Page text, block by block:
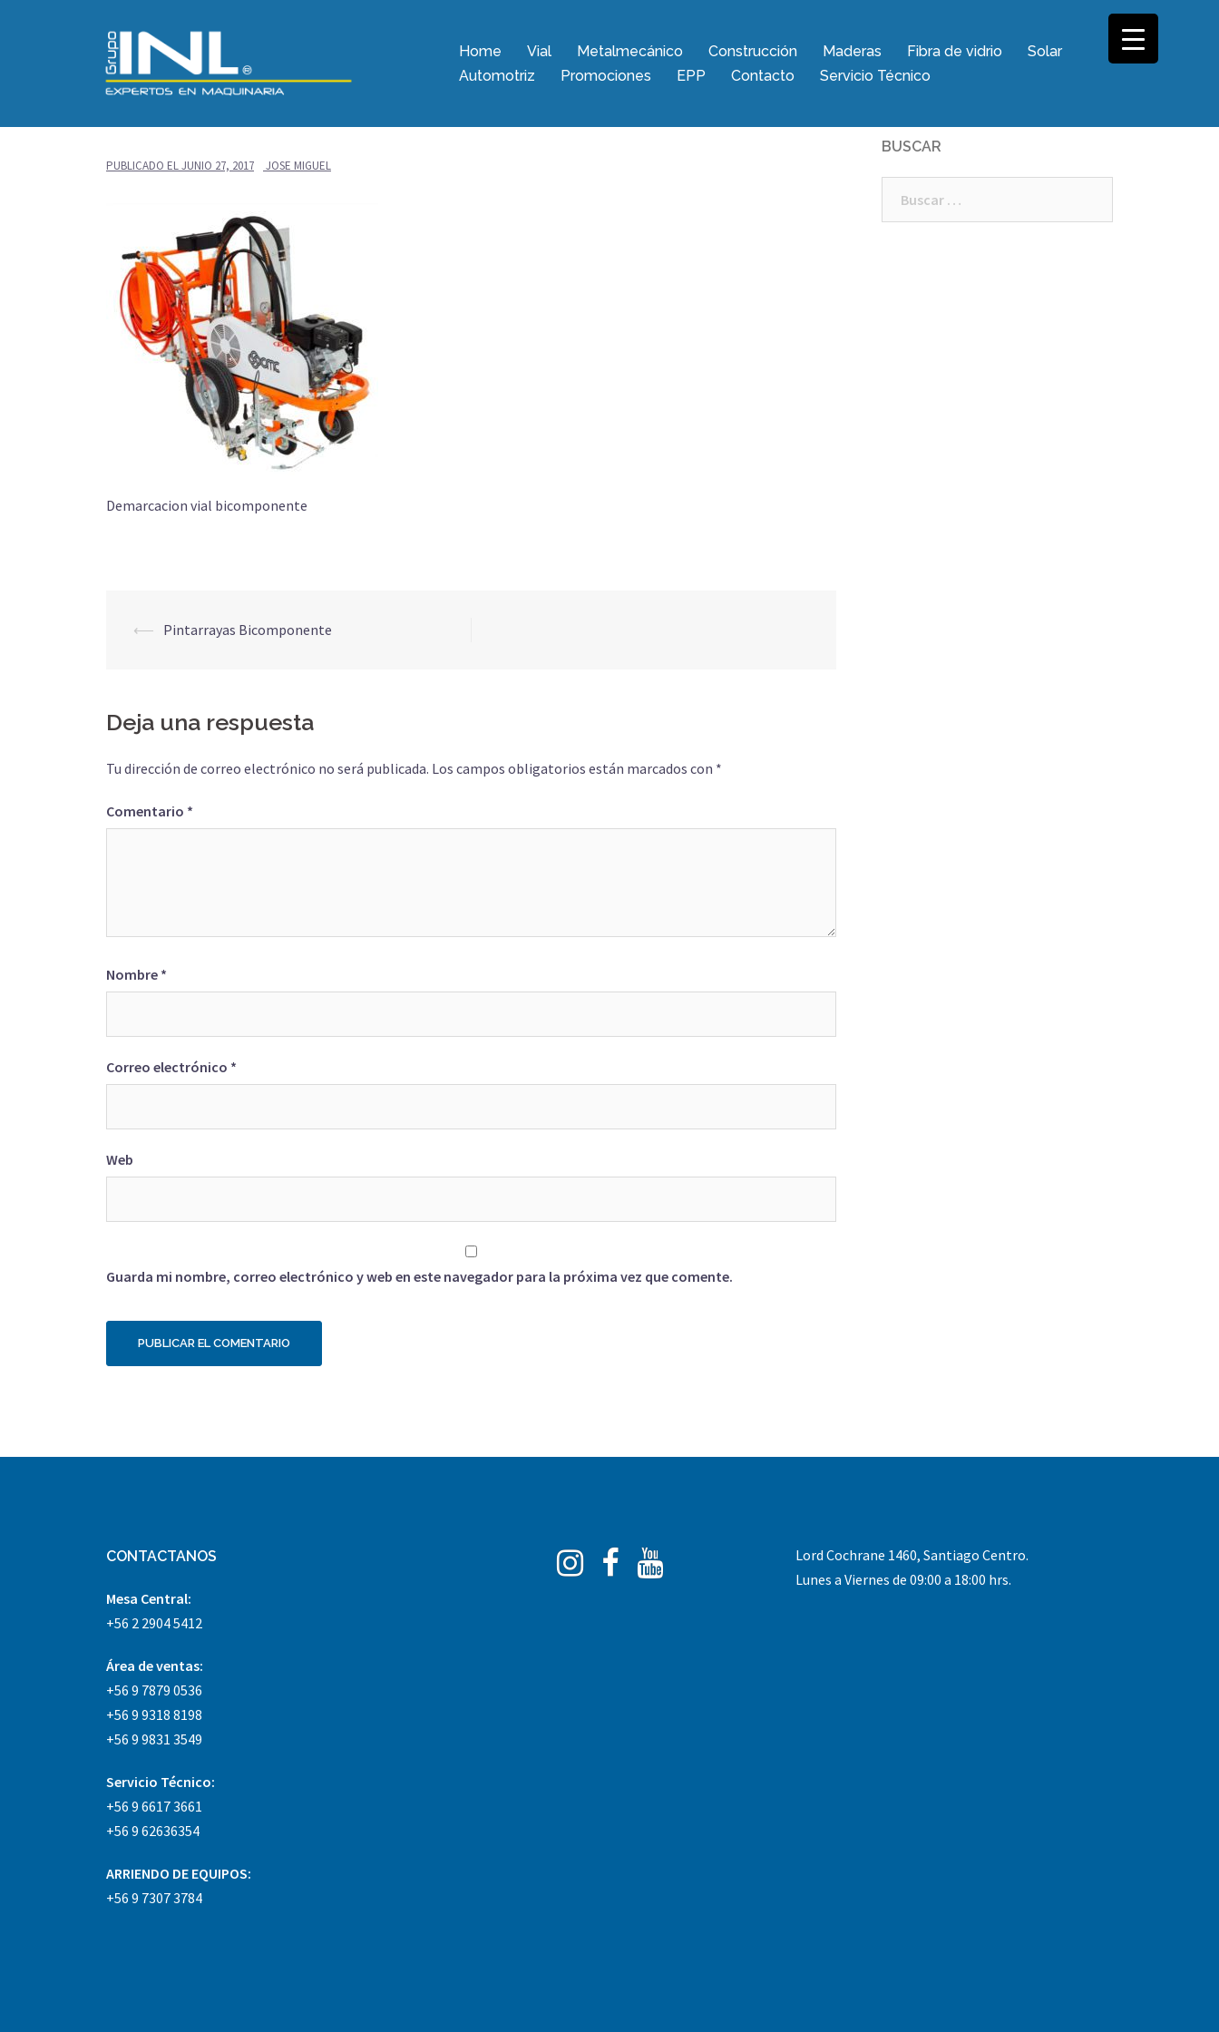
Home Vial Metalmecánico Construcción Maderas Fibra de vidrio
Solar
Automotriz
Promociones EPP Contacto Servicio Técnico
PUBLICADO ELJUNIO 27, 2017 JOSE MIGUEL
Demarcacion vial bicomponente
Navegación
⟵ Pintarrayas Bicomponente
Deja una respuesta
Tu dirección de correo electrónico no será publicada. Los campos obligatorios están marcados con *
Comentario *
Nombre *
Correo electrónico *
Web
Guarda mi nombre, correo electrónico y web en este navegador para la próxima vez que comente.
BUSCAR
CONTACTANOS
Mesa Central:
+56 2 2904 5412
Área de ventas:
+56 9 7879 0536
+56 9 9318 8198
+56 9 9831 3549
Servicio Técnico:
+56 9 6617 3661
+56 9 62636354
ARRIENDO DE EQUIPOS:
+56 9 7307 3784
Instagram
Facebook
Tube
Lord Cochrane 1460, Santiago Centro.
Lunes a Viernes de 09:00 a 18:00 hrs.